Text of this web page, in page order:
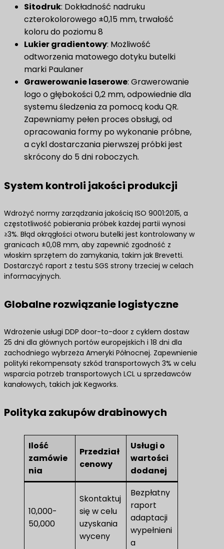
Sitodruk: Dokładność nadruku
czterokolorowego ±0,15 mm, trwałość
koloru do poziomu 8
Lukier gradientowy: Możliwość
odtworzenia matowego dotyku butelki
marki Paulaner
Grawerowanie laserowe: Grawerowanie
logo o głębokości 0,2 mm, odpowiednie dla
systemu śledzenia za pomocą kodu QR.
Zapewniamy pełen proces obsługi, od
opracowania formy po wykonanie próbne,
a cykl dostarczania pierwszej próbki jest
skrócony do 5 dni roboczych.
System kontroli jakości produkcji
Wdrożyć normy zarządzania jakością ISO 9001:2015, a
częstotliwość pobierania próbek każdej partii wynosi
≥3%. Błąd okrągłości otworu butelki jest kontrolowany w
granicach ±0,08 mm, aby zapewnić zgodność z
włoskim sprzętem do zamykania, takim jak Brevetti.
Dostarczyć raport z testu SGS strony trzeciej w celach
informacyjnych.
Globalne rozwiązanie logistyczne
Wdrożenie usługi DDP door-to-door z cyklem dostaw
25 dni dla głównych portów europejskich i 18 dni dla
zachodniego wybrzeża Ameryki Północnej. Zapewnienie
polityki rekompensaty szkód transportowych 3% w celu
wsparcia potrzeb transportowych LCL u sprzedawców
kanałowych, takich jak Kegworks.
Polityka zakupów drabinowych
Ilość
zamówie
nia
Przedział
cenowy
Usługi o
wartości
dodanej
10,000-
50,000
Skontaktuj
się w celu
uzyskania
wyceny
Bezpłatny
raport
adaptacji
wypełnieni
a